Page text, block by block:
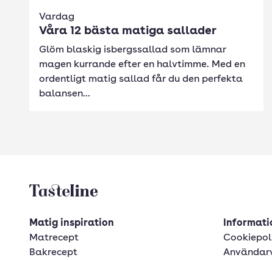
Vardag
Våra 12 bästa matiga sallader
Glöm blaskig isbergssallad som lämnar
magen kurrande efter en halvtimme. Med en
ordentligt matig sallad får du den perfekta
balansen...
Tasteline startsida
Matig inspiration
Matrecept
Bakrecept